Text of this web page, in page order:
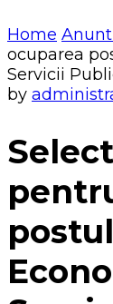
Home
ocuparea
Servicii
by